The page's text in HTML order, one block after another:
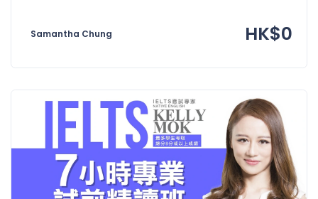
Samantha Chung HK$0